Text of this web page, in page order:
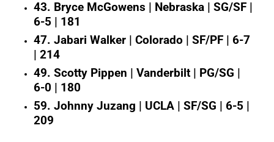
43. Bryce McGowens | Nebraska | SG/SF |
6-5 | 181
47. Jabari Walker | Colorado | SF/PF | 6-7
| 214
49. Scotty Pippen | Vanderbilt | PG/SG |
6-0 | 180
59. Johnny Juzang | UCLA | SF/SG | 6-5 |
209